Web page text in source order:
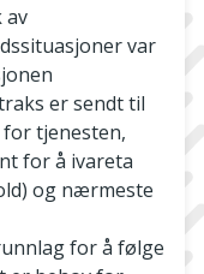
av
var
er sendt til
tjenesten,
for å ivareta
og nærmeste
for å følge